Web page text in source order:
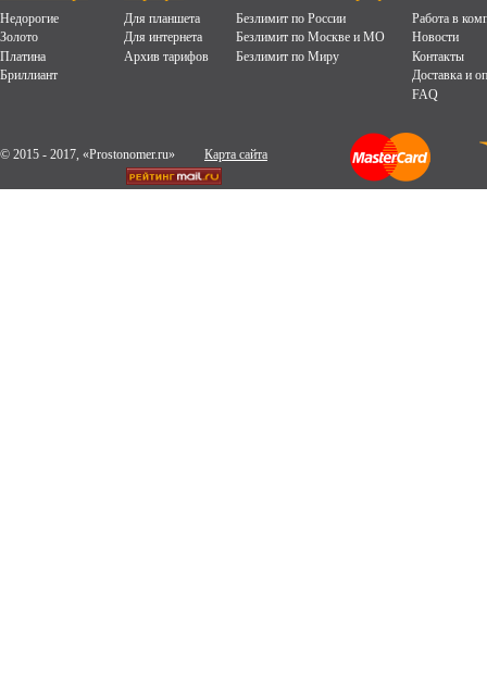
Недорогие
Золото
Платина
Бриллиант
Для планшета
Для интернета
Архив тарифов
Безлимит по России
Безлимит по Москве и МО
Безлимит по Миру
Работа в
Новости
Контакты
Доставка и
FAQ
© 2015 - 2017, «Prostonomer.ru» Карта сайта